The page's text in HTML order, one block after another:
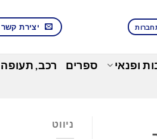
יצירת קשר
ופנאי ספרים רכב,
ניווט